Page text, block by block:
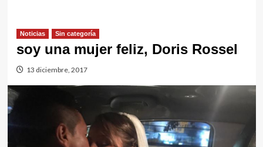
Noticias Sin categorí­a
soy una mujer feliz, Doris Rossel
13 diciembre, 2017